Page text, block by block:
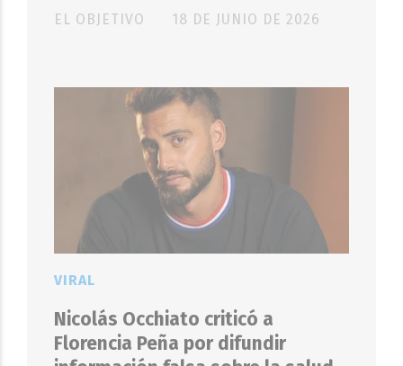
EL OBJETIVO 18 DE JUNIO DE 2026
Nicolás Occhiato criticó a
Florencia Peña por difundir
VIRAL